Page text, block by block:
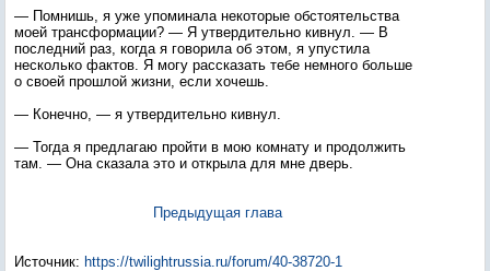
— Помнишь, я уже упоминала некоторые обстоятельства
моей трансформации? — Я утвердительно кивнул. — В
последний раз, когда я говорила об этом, я упустила
несколько фактов. Я могу рассказать тебе немного больше
о своей прошлой жизни, если хочешь.
— Конечно, — я утвердительно кивнул.
— Тогда я предлагаю пройти в мою комнату и продолжить
там. — Она сказала это и открыла для мне дверь.
Предыдущая глава
Источник: https://twilightrussia.ru/forum/40-38720-1